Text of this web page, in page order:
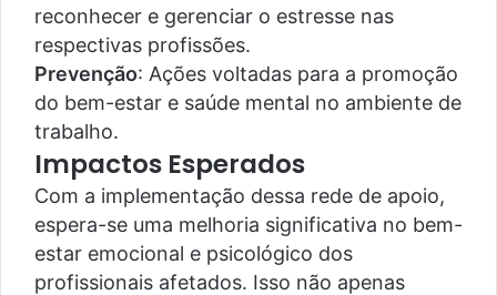
reconhecer e gerenciar o estresse nas
respectivas profissões.
Prevenção: Ações voltadas para a promoção
do bem-estar e saúde mental no ambiente de
trabalho.
Impactos Esperados
Com a implementação dessa rede de apoio,
espera-se uma melhoria significativa no bem-
estar emocional e psicológico dos
profissionais afetados. Isso não apenas